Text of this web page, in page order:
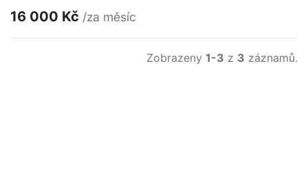
16 000 Kč /za měsíc
Zobrazeny 1-3 z 3 záznamů.